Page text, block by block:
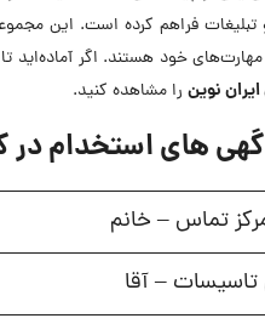
و تبلیغات فراهم کرده است. این
خود هستند. اگر آماده‌اید
نوین را مشاهده کنید.
های استخدام در
مرکز تماس – خانم
تاسیسات – آقا